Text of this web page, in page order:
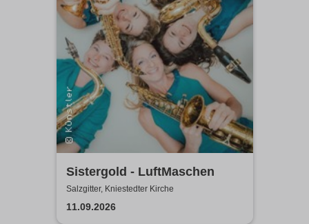
Sistergold - LuftMaschen
Salzgitter, Kniestedter Kirche
11.09.2026